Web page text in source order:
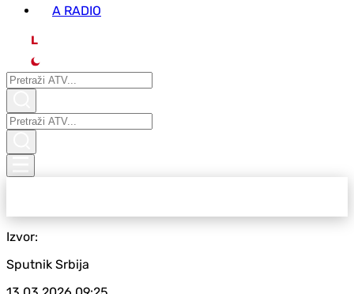
A RADIO
L
Izvor:
Sputnik Srbija